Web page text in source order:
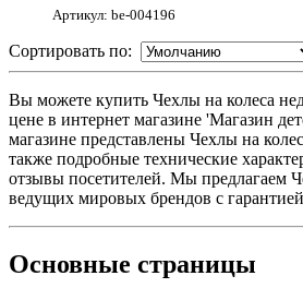
Артикул: be-004196
Сортировать по:
Вы можете купить Чехлы на колеса
цене в интернет магазине 'Магазин
магазине представлены Чехлы на
также подробные технические
отзывы посетителей. Мы предлагаем
ведущих мировых брендов с
Основные страницы